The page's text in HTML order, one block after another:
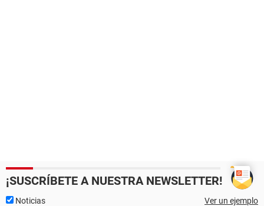
¡SUSCRÍBETE A NUESTRA NEWSLETTER!
Noticias Ver un ejemplo